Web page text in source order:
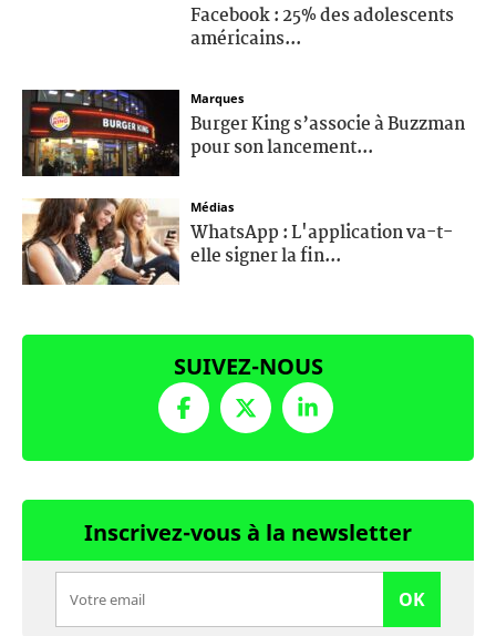
Facebook : 25% des adolescents
américains...
Marques
Burger King s’associe à Buzzman
pour son lancement...
Médias
WhatsApp : L'application va-t-
elle signer la fin...
SUIVEZ-NOUS
Inscrivez-vous à la newsletter
OK